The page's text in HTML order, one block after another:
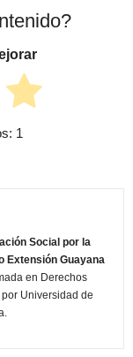
1
Social por la
Extensión Guayana
en Derechos
Universidad de